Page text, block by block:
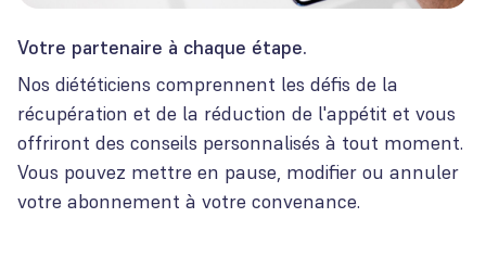
Votre partenaire à chaque étape.
Nos diététiciens comprennent les défis de la
récupération et de la réduction de l'appétit et vous
offriront des conseils personnalisés à tout moment.
Vous pouvez mettre en pause, modifier ou annuler
votre abonnement à votre convenance.